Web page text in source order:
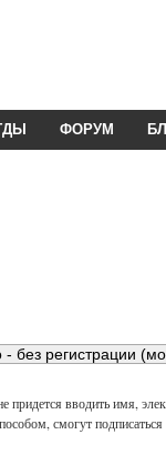
ФОРУМ
придется вводить имя,
смогут